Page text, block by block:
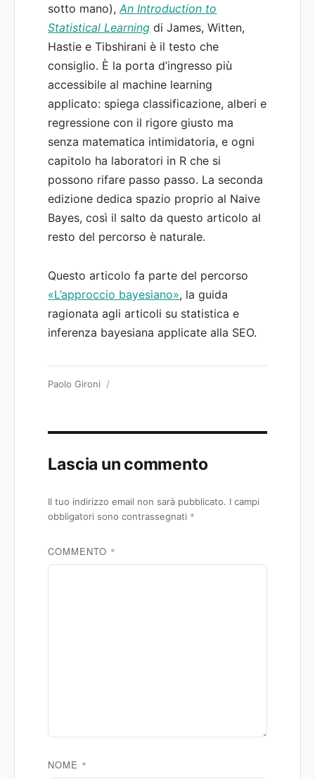
sotto mano),An Introduction to
Statistical Learning di James, Witten,
Hastie e Tibshirani è il testo che
consiglio. È la porta d’ingresso più
accessibile al machine learning
applicato: spiega classificazione, alberi e
regressione con il rigore giusto ma
senza matematica intimidatoria, e ogni
capitolo ha laboratori in R che si
possono rifare passo passo. La seconda
edizione dedica spazio proprio al Naive
Bayes, così il salto da questo articolo al
resto del percorso è naturale.
Questo articolo fa parte del percorso
«L’approccio bayesiano», la guida
ragionata agli articoli su statistica e
inferenza bayesiana applicate alla SEO.
Autore
Paolo Gironi
Lascia un commento
Il tuo indirizzo email non sarà pubblicato. I campi
obbligatori sono contrassegnati *
COMMENTO *
NOME *